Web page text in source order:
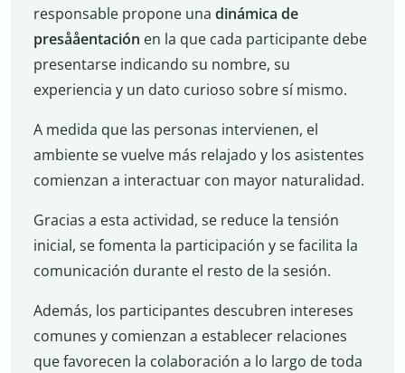
responsable propone una dinámica de
presååentación en la que cada participante debe
presentarse indicando su nombre, su
experiencia y un dato curioso sobre sí mismo.
A medida que las personas intervienen, el
ambiente se vuelve más relajado y los asistentes
comienzan a interactuar con mayor naturalidad.
Gracias a esta actividad, se reduce la tensión
inicial, se fomenta la participación y se facilita la
comunicación durante el resto de la sesión.
Además, los participantes descubren intereses
comunes y comienzan a establecer relaciones
que favorecen la colaboración a lo largo de toda